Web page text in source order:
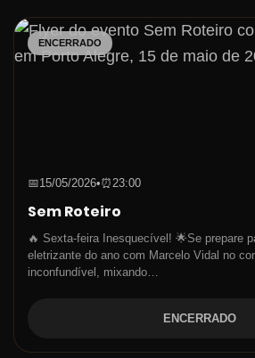
ENCERRADO
📅15/05/2026•⏰23:00
Sem Roteiro
🔥 Sexta-feira Inesquecível! 🌟Se prepare
eletrizante do ano com Marcelo Vidal no
inconfundível, mixando…
ENCERRADO